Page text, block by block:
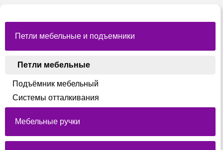
Петли мебельные и подъемники
Петли мебельные
Подъёмник мебельный
Системы отталкивания
Мебельные ручки